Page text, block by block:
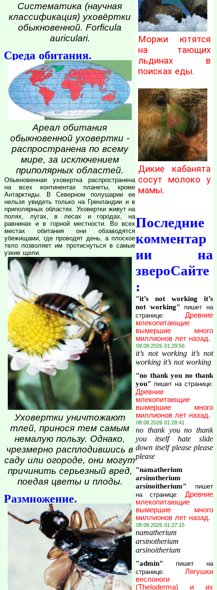
Систематика (научная
классификация) уховёртки
обыкновенной. Forficula
auriculari.
Среда обитания.
Ареал обитания
обыкновенной уховертки -
распространена по всему
мире, за исключением
приполярных областей.
Обыкновенная уховертка распространена
на всех континентах планеты, кроме
Антарктиды. В Северном полушарии ее
нельзя увидеть только на Гренландии и в
приполярных областях. Уховертки живут на
полях, лугах, в лесах и городах, на
равнинах и в горной местности. Во всех
местах обитания они обзаводятся
убежищами, где проводят день, а плоское
тело позволяет им протиснуться в самые
узкие щели.
Уховертки уничтожают
тлей, принося тем самым
немалую пользу. Однако,
чрезмерно расплодившись в
саду или огороде, они могут
причинить серьезный вред,
поедая цветы и плоды.
Размножение.
Моржи ютятся
на тающих
льдинах в
поисках еды.
Дикие кабанята
сосут молоко у
мамы.
Последние
комментар
ии на
звероСайте
:
"it’s not working it’s
not working" пишет на
странице: Древние
млекопитающие
вымершие много
миллионов лет назад.
08.08.2026 01:29:56
it’s not working it’s not
working it’s not working
"no thank you no thank
you" пишет на странице:
Древние
млекопитающие
вымершие много
миллионов лет назад.
08.08.2026 01:28:41
no thank you no thank
you itself hate slide
down itself please please
please
"namatherium
arsinotherium
arsinoitherium" пишет
на странице: Древние
млекопитающие
вымершие много
миллионов лет назад.
08.08.2026 01:27:15
namatherium
arsinotherium
arsinoitherium
"admin" пишет на
странице: Лягушки
веслоноги
(Theloderma) и их